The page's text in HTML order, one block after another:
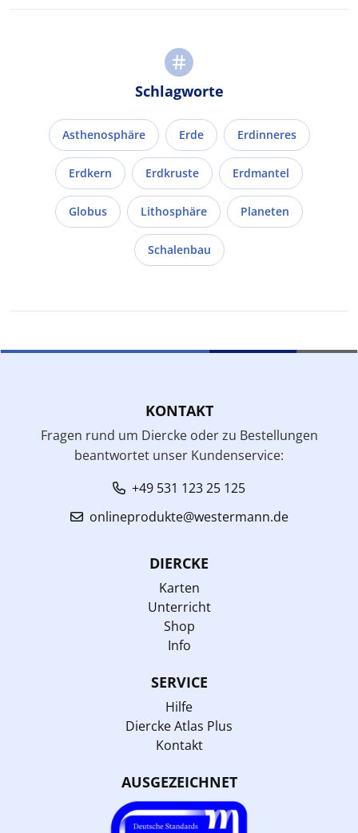
Schlagworte
Asthenosphäre Erde Erdinneres
Erdkern Erdkruste Erdmantel
Globus Lithosphäre Planeten
Schalenbau
KONTAKT
Fragen rund um Diercke oder zu Bestellungen
beantwortet unser Kundenservice:
+49 531 123 25 125
onlineprodukte@westermann.de
DIERCKE
Karten
Unterricht
Shop
Info
SERVICE
Hilfe
Diercke Atlas Plus
Kontakt
AUSGEZEICHNET